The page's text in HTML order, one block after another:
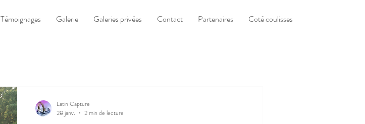
Témoignages Galerie Galeries privées Contact Partenaires Coté coulisses
Latin Capture
28 janv.
2 min de lecture